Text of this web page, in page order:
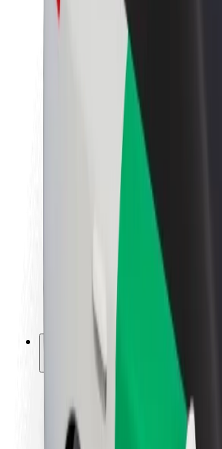
Acerca de Bolt
Sostenibilidad en Bolt
Project Zero
Sala de prensa
Directrices de la marca
Relación con inversores
Liderazgo
Medios
Fondo Urbano
Seguridad para usuarios
Seguridad para conductores
Seguridad para patinetes